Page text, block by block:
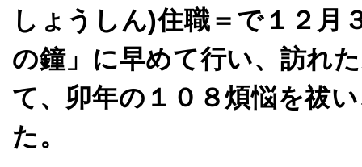
しょうしん)住職＝で１２月
の鐘」に早めて行い、訪れ
て、卯年の１０８煩悩を祓
た。